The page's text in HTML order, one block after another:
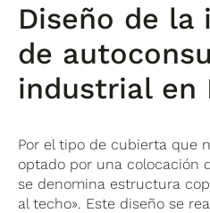
Diseño de la
de
industrial en
Por el tipo de cubierta que
optado por una colocación
se denomina estructura
al techo». Este diseño se